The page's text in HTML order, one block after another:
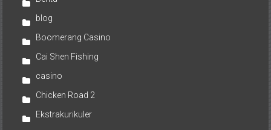
blog
Boomerang Casino
Cai Shen Fishing
casino
Chicken Road 2
Ekstrakurikuler